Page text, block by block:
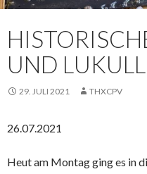
UND
29. JULI 2021 THXCPV
26.07.2021
Heut am Montag ging es in